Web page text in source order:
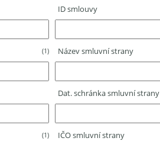
(1)
(1)
ID smlouvy
Název smluvní strany
Dat. schránka smluvní strany
IČO smluvní strany